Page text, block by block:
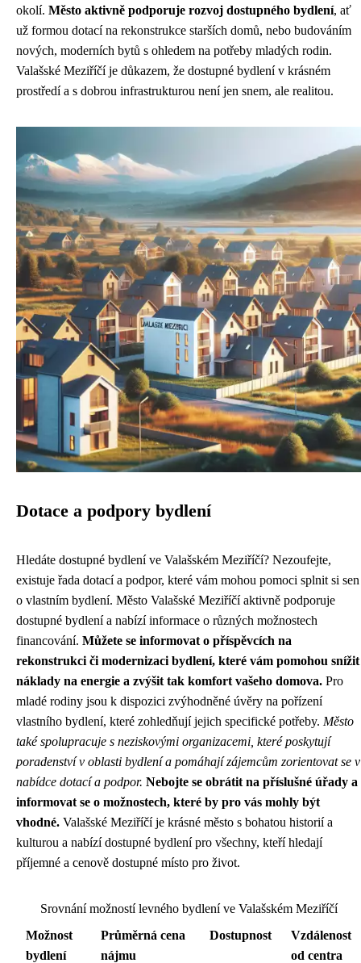
okolí. Město aktivně podporuje rozvoj dostupného bydlení, ať
už formou dotací na rekonstrukce starších domů, nebo budováním
nových, moderních bytů s ohledem na potřeby mladých rodin.
Valašské Meziříčí je důkazem, že dostupné bydlení v krásném
prostředí a s dobrou infrastrukturou není jen snem, ale realitou.
Dotace a podpory bydlení
Hledáte dostupné bydlení ve Valašském Meziříčí? Nezoufejte,
existuje řada dotací a podpor, které vám mohou pomoci splnit si sen
o vlastním bydlení. Město Valašské Meziříčí aktivně podporuje
dostupné bydlení a nabízí informace o různých možnostech
financování. Můžete se informovat o příspěvcích na
rekonstrukci či modernizaci bydlení, které vám pomohou snížit
náklady na energie a zvýšit tak komfort vašeho domova. Pro
mladé rodiny jsou k dispozici zvýhodněné úvěry na pořízení
vlastního bydlení, které zohledňují jejich specifické potřeby. Město
také spolupracuje s neziskovými organizacemi, které poskytují
poradenství v oblasti bydlení a pomáhají zájemcům zorientovat se v
nabídce dotací a podpor. Nebojte se obrátit na příslušné úřady a
informovat se o možnostech, které by pro vás mohly být
vhodné. Valašské Meziříčí je krásné město s bohatou historií a
kulturou a nabízí dostupné bydlení pro všechny, kteří hledají
příjemné a cenově dostupné místo pro život.
Srovnání možností levného bydlení ve Valašském Meziříčí
Možnost
bydlení
Průměrná cena
nájmu
Dostupnost
Vzdálenost
od centra